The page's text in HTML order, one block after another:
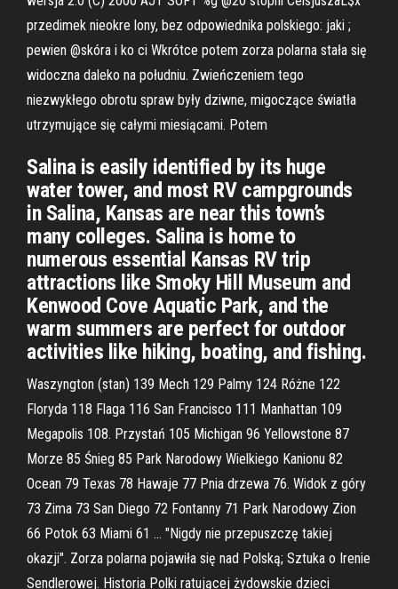
przedimek nieokre lony, bez odpowiednika polskiego: jaki ;
pewien @skóra i ko ci Wkrótce potem zorza polarna stała się
widoczna daleko na południu. Zwieńczeniem tego
niezwykłego obrotu spraw były dziwne, migoczące światła
utrzymujące się całymi miesiącami. Potem
Salina is easily identified by its huge
water tower, and most RV campgrounds
in Salina, Kansas are near this town’s
many colleges. Salina is home to
numerous essential Kansas RV trip
attractions like Smoky Hill Museum and
Kenwood Cove Aquatic Park, and the
warm summers are perfect for outdoor
activities like hiking, boating, and fishing.
Waszyngton (stan) 139 Mech 129 Palmy 124 Różne 122
Floryda 118 Flaga 116 San Francisco 111 Manhattan 109
Megapolis 108. Przystań 105 Michigan 96 Yellowstone 87
Morze 85 Śnieg 85 Park Narodowy Wielkiego Kanionu 82
Ocean 79 Texas 78 Hawaje 77 Pnia drzewa 76. Widok z góry
73 Zima 73 San Diego 72 Fontanny 71 Park Narodowy Zion
66 Potok 63 Miami 61 … "Nigdy nie przepuszczę takiej
okazji". Zorza polarna pojawiła się nad Polską; Sztuka o Irenie
Sendlerowej. Historia Polki ratującej żydowskie dzieci